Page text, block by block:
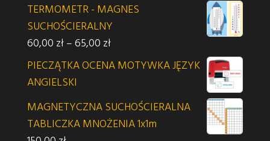
TERMOMETR - MAGNES
SUCHOŚCIERALNY
60,00 zł–65,00 złZakres cen: od 60,00 zł do 65,00 zł
PIECZĄTKA OCENA MOTYWKA JĘZYK
ANGIELSKI
MAGNETYCZNA SUCHOŚCIERALNA
TABLICZKA MNOŻENIA 1x1m